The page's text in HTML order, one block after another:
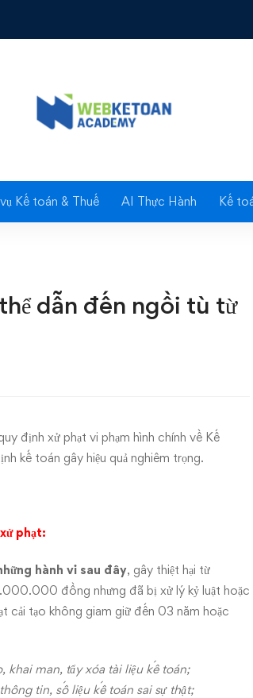
Kế toán & Thuế AI Thực Hành Kế
dẫn đến ngồi tù từ ngày 01/01/2018
dẫn đến ngồi tù từ
định xử phạt vi phạm hình chính về Kế
kế toán gây hiệu quả nghiêm trọng.
phạt:
hành vi sau đây, gây thiệt hại từ
đồng nhưng đã bị xử lý kỷ luật hoặc
cải tạo không giam giữ đến 03 năm hoặc
khai man, tẩy xóa tài liệu kế toán;
tin, số liệu kế toán sai sự thật;